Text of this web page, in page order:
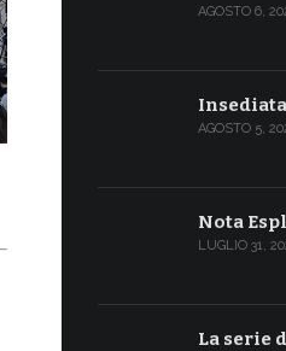
AGOSTO 6,
AGOSTO 5,
Nota
LUGLIO 31,
La serie